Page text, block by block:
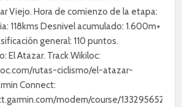
Viejo. Hora de comienzo de la etapa:
118kms Desnivel acumulado: 1.600m+
general: 110 puntos.
El Atazar. Track Wikiloc:
rutas-ciclismo/el-atazar-
Connect:
modern/course/133295652